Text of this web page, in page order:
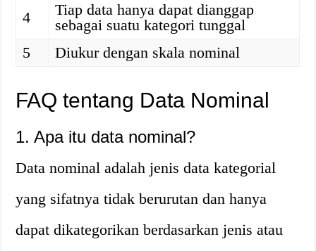
4
Tiap data hanya dapat dianggap
sebagai suatu kategori tunggal
5
Diukur dengan skala nominal
FAQ tentang Data Nominal
1. Apa itu data nominal?
Data nominal adalah jenis data kategorial
yang sifatnya tidak berurutan dan hanya
dapat dikategorikan berdasarkan jenis atau